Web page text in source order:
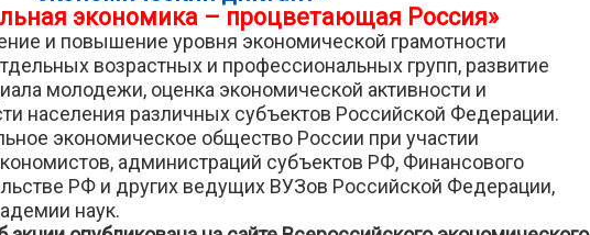
экономика – процветающая Россия»
и повышение уровня экономической грамотности
возрастных и профессиональных групп, развитие
молодежи, оценка экономической активности и
населения различных субъектов Российской Федерации.
экономическое общество России при участии
администраций субъектов РФ, Финансового
РФ и других ведущих ВУЗов Российской Федерации,
наук.